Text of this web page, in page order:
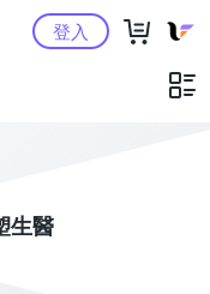
物中心登入
生醫